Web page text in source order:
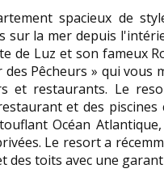
spacieux de
sur la mer depuis
de Luz et son fameux
Pêcheurs » qui
et restaurants. Le
et des
Océan
Le resort a
des toits avec une